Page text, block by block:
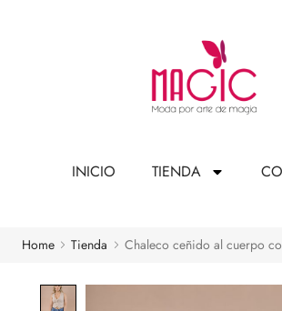
INICIO TIENDA
Home Tienda Chaleco ceñido al cuerpo